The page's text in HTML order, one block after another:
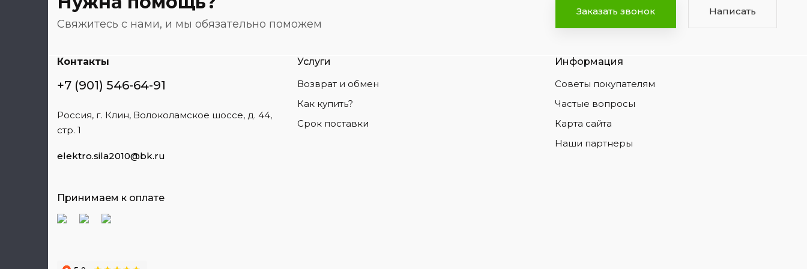
Свяжитесь с нами, и мы обязательно поможем
Заказать звонок Написать
Контакты
+7 (901) 546-64-91
Россия, г. Клин, Волоколамское шоссе, д. 44,
стр. 1
elektro.sila2010@bk.ru
Услуги
Возврат и обмен
Как купить?
Срок поставки
Информация
Советы покупателям
Частые вопросы
Карта сайта
Наши партнеры
Принимаем к оплате